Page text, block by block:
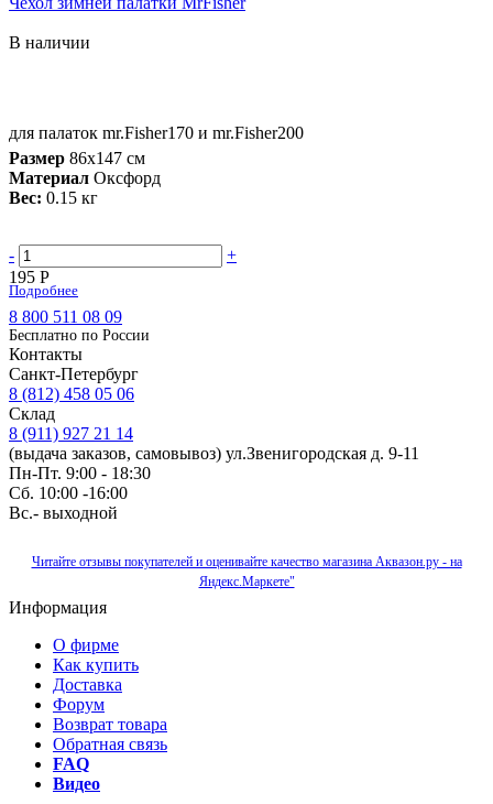
В наличии
для палаток mr.Fisher170 и mr.Fisher200
Размер 86х147 см
Материал Оксфорд
Вес: 0.15 кг
-
+
195 Р
Подробнее
8 800 511 08 09
Бесплатно по Роcсии
Контакты
Санкт-Петербург
8 (812) 458 05 06
Склад
8 (911) 927 21 14
(выдача заказов, самовывоз) ул.Звенигородская д. 9-11
Пн-Пт. 9:00 - 18:30
Сб. 10:00 -16:00
Вс.- выходной
Читайте отзывы покупателей и оценивайте качество магазина Аквазон.ру - на
Яндекс.Маркете"
Информация
О фирме
Как купить
Доставка
Форум
Возврат товара
Обратная связь
FAQ
Видео